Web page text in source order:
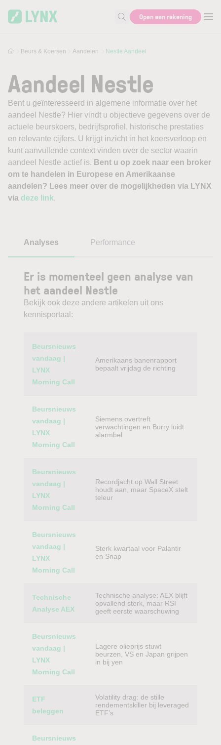
Zoek naar informatie
Open een rekening
Beurs & Koersen Aandelen Nestle Aandeel
Aandeel Nestle
Bent u geïnteresseerd in algemene informatie over het
aandeel Nestle? Hier vindt u objectieve gegevens over de
actuele beurskoers, bedrijfsprofiel, historische prestaties
en relevante cijfers. U krijgt inzicht in het koersverloop en
kunt aanvullende context vinden over de sector waarin
aandeel Nestle actief is. Bent u op zoek naar een broker
om te handelen in Europese en Amerikaanse
aandelen? Lees meer over de mogelijkheden via LYNX
via deze link.
Analyses Performance
Er is momenteel geen analyse van
het aandeel Nestle
Bekijk ook deze andere artikelen uit ons
kennisportaal:
Category
Beursnieuws
vandaag |
LYNX
Morning Call
Amerikaans banenrapport
bepaalt vrijdag de richting
Beursnieuws
vandaag |
LYNX
Morning Call
Siemens overtreft
verwachtingen en Burry luidt
alarmbel
Beursnieuws
vandaag |
LYNX
Morning Call
Recordjacht op Wall Street
houdt aan, maar SpaceX stelt
teleur
Beursnieuws
vandaag |
LYNX
Morning Call
Sterk kwartaal voor Palantir
en Snap
Technische
Analyse AEX
Technische analyse: AEX blijft
opvallend sterk, maar RSI
geeft eerste waarschuwing
Beursnieuws
vandaag |
LYNX
Morning Call
Lagere olieprijs stuwt
beurzen, VS en Japan grijpen
in bij yen
ETF
beleggen
Volatility drag: de stille
rendementskiller bij leveraged
ETF’s
Beursnieuws